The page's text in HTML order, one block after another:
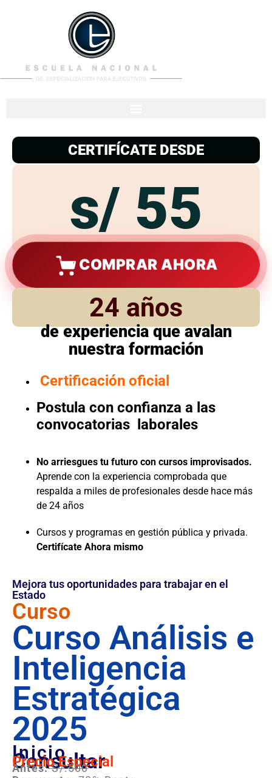
CERTIFÍCATE DESDE
s/ 55
COMPRAR AHORA
24 años
de experiencia que avalan
nuestra formación
Certificación oficial
Postula con confianza a las
convocatorias laborales
No arriesgues tu futuro con cursos improvisados.
Aprende con la experiencia comprobada que
respalda a miles de profesionales desde hace más
de 24 años
Cursos y programas en gestión pública y privada.
Certifícate Ahora mismo
Mejora tus oportunidades para trabajar en el
Estado
Curso
Curso Análisis e
Inteligencia
Estratégica
2025
Inicio
Consultar
Precio Especial
Antes:S/.500